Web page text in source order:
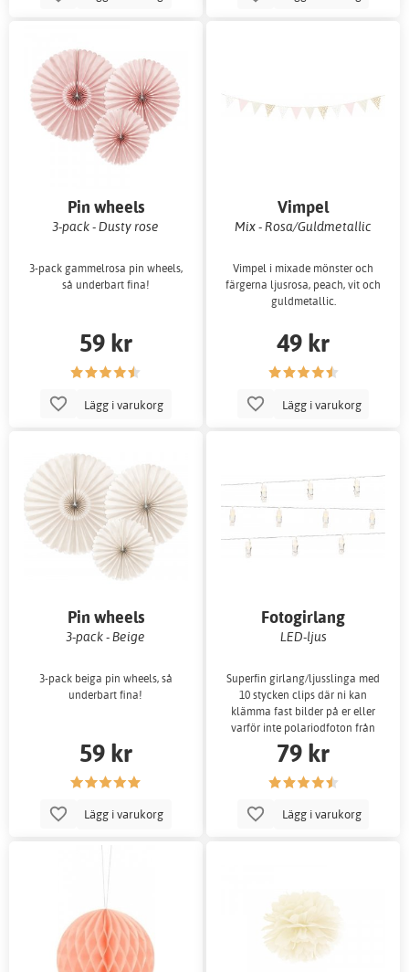
Pin wheels
3-pack - Dusty rose
3-pack gammelrosa pin wheels,
så underbart fina!
59 kr
Lägg i varukorg
Vimpel
Mix - Rosa/Guldmetallic
Vimpel i mixade mönster och
färgerna ljusrosa, peach, vit och
guldmetallic.
49 kr
Lägg i varukorg
Pin wheels
3-pack - Beige
3-pack beiga pin wheels, så
underbart fina!
59 kr
Lägg i varukorg
Fotogirlang
LED-ljus
Superfin girlang/ljusslinga med
10 stycken clips där ni kan
klämma fast bilder på er eller
varför inte polariodfoton från
photo
79 kr
Lägg i varukorg